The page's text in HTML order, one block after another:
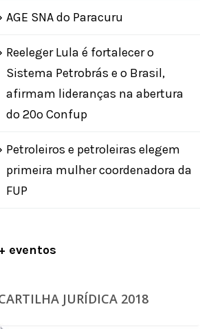
AGE SNA do Paracuru
Reeleger Lula é fortalecer o
Sistema Petrobrás e o Brasil,
afirmam lideranças na abertura
do 20º Confup
Petroleiros e petroleiras elegem
primeira mulher coordenadora da
FUP
eventos
JURÍDICA 2018